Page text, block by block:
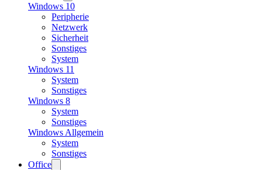
Windows 10
Peripherie
Netzwerk
Sicherheit
Sonstiges
System
Windows 11
System
Sonstiges
Windows 8
System
Sonstiges
Windows Allgemein
System
Sonstiges
Office